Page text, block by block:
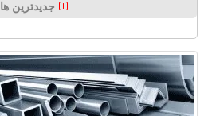
جدیدترین ها